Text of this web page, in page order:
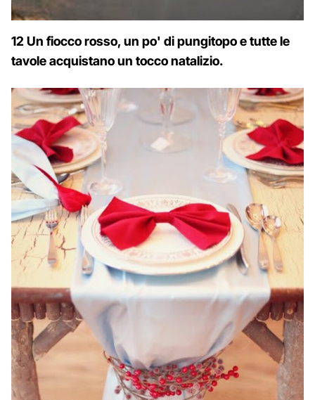
12 Un fiocco rosso, un po' di pungitopo e tutte le
tavole acquistano un tocco natalizio.